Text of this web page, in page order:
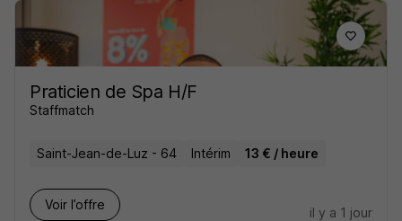
Praticien de Spa H/F
Staffmatch
Saint-Jean-de-Luz - 64 Intérim 13 € / heure
Voir l’offre
il y a 1 jour